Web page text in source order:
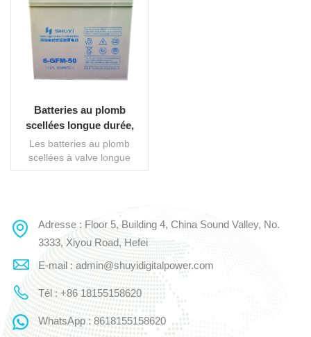
Batteries au plomb
scellées longue durée,
contrôlées par valve
Les batteries au plomb
scellées à valve longue
durée (batteries VRLA) sont
performances durables. Les
batteries VRLA ne
nécessitent aucun entretien,
ce qui signifie qu'elles ne
nécessitent pas d'ajout
régulier d'eau ou
d'électrolyte. Ils sont
également scellés, ce qui
LIRE LA SUITE
Adresse : Floor 5, Building 4, China Sound Valley, No.
3333, Xiyou Road, Hefei
E-mail : admin@shuyidigitalpower.com
Tél : +86 18155158620
WhatsApp : 8618155158620